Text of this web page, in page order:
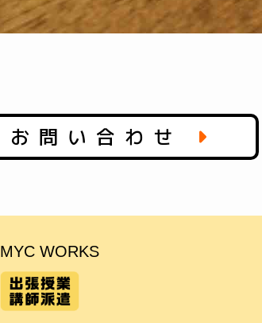
お問い合わせ
MYC WORKS